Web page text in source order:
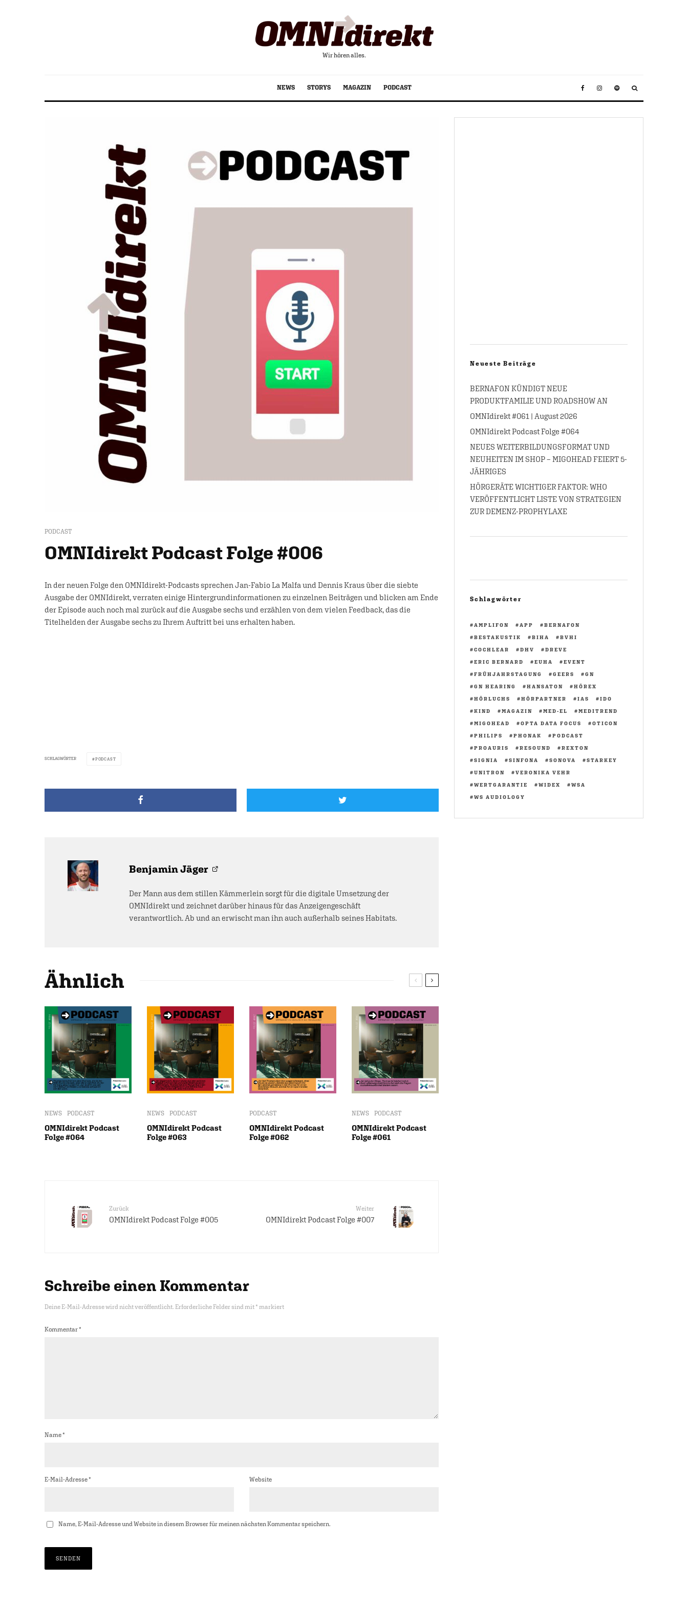
Wir hören alles.
NEWS STORYS MAGAZIN PODCAST
PODCAST
OMNIdirekt Podcast Folge #006
In der neuen Folge den OMNIdirekt-Podcasts sprechen Jan-Fabio La Malfa und Dennis Kraus über die siebte
Ausgabe der OMNIdirekt, verraten einige Hintergrundinformationen zu einzelnen Beiträgen und blicken am Ende
der Episode auch noch mal zurück auf die Ausgabe sechs und erzählen von dem vielen Feedback, das die
Titelhelden der Ausgabe sechs zu Ihrem Auftritt bei uns erhalten haben.
SCHLAGWÖRTER PODCAST
Benjamin Jäger
Der Mann aus dem stillen Kämmerlein sorgt für die digitale Umsetzung der
OMNIdirekt und zeichnet darüber hinaus für das Anzeigengeschäft
verantwortlich. Ab und an erwischt man ihn auch außerhalb seines Habitats.
Ähnlich
NEWS PODCAST
OMNIdirekt Podcast
Folge #064
NEWS PODCAST
OMNIdirekt Podcast
Folge #063
PODCAST
OMNIdirekt Podcast
Folge #062
NEWS PODCAST
OMNIdirekt Podcast
Folge #061
Zurück
OMNIdirekt Podcast Folge #005
Weiter
OMNIdirekt Podcast Folge #007
Schreibe einen Kommentar
Deine E-Mail-Adresse wird nicht veröffentlicht. Erforderliche Felder sind mit* markiert
Kommentar*
Name*
E-Mail-Adresse* Website
Name, E-Mail-Adresse und Website in diesem Browser für meinen nächsten Kommentar speichern.
Neueste Beiträge
BERNAFON KÜNDIGT NEUE
PRODUKTFAMILIE UND ROADSHOW AN
OMNIdirekt #061 | August 2026
OMNIdirekt Podcast Folge #064
NEUES WEITERBILDUNGSFORMAT UND
NEUHEITEN IM SHOP – MIGOHEAD FEIERT 5-
JÄHRIGES
HÖRGERÄTE WICHTIGER FAKTOR: WHO
VERÖFFENTLICHT LISTE VON STRATEGIEN
ZUR DEMENZ-PROPHYLAXE
Schlagwörter
AMPLIFON APP
BERNAFON
BESTAKUSTIK
BIHA
BVHI
COCHLEAR
DHV
DREVE
ERIC BERNARD
EUHA
EVENT
FRÜHJAHRSTAGUNG
GEERS
GN
GN HEARING
HANSATON
HÖREX
HÖRLUCHS
HÖRPARTNER IAS
IDO
KIND
MAGAZIN MED-EL
MEDITREND
MIGOHEAD
OPTA DATA FOCUS
OTICON
PHILIPS
PHONAK
PODCAST
PROAURIS
RESOUND
REXTON
SIGNIA
SINFONA SONOVA
STARKEY
UNITRON
VERONIKA VEHR
WERTGARANTIE
WIDEX
WSA
WS AUDIOLOGY